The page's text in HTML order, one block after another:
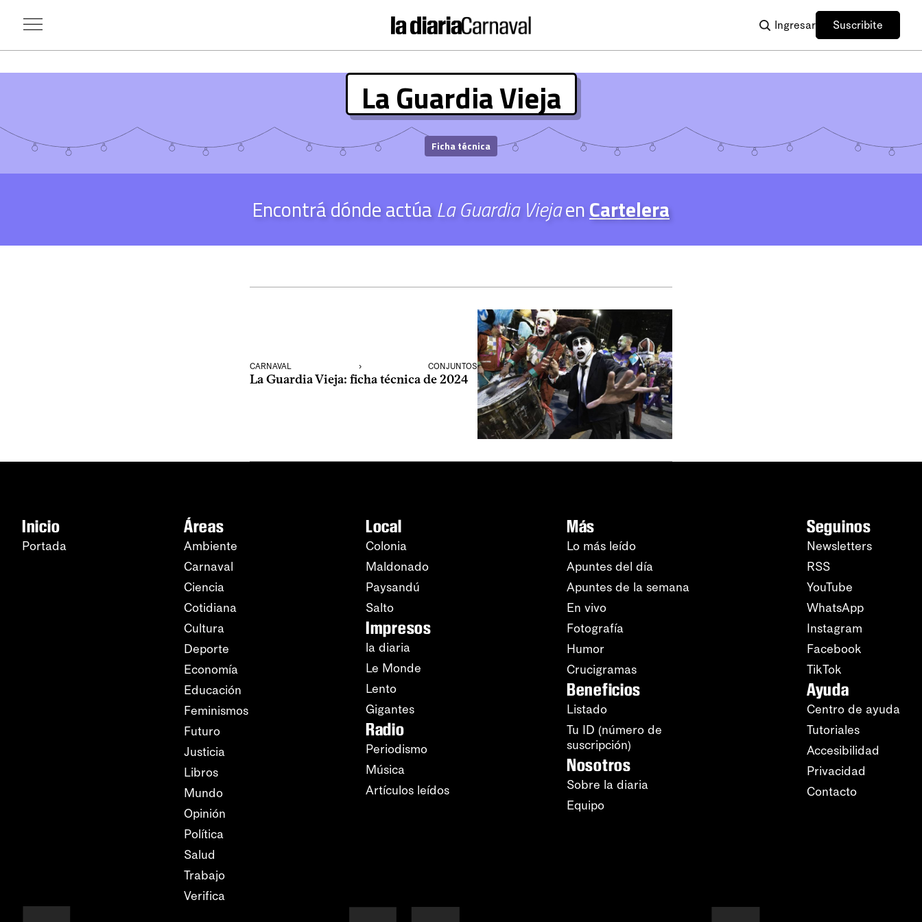
Ingresar Suscribite
La Guardia Vieja
Ficha técnica
Encontrá dónde actúa La Guardia ViejaenCartelera
CARNAVAL › CONJUNTOS
La Guardia Vieja: ficha técnica de 2024
Inicio
Portada
Áreas
Ambiente
Carnaval
Ciencia
Cotidiana
Cultura
Deporte
Economía
Educación
Feminismos
Futuro
Justicia
Libros
Mundo
Opinión
Política
Salud
Trabajo
Verifica
Local
Colonia
Maldonado
Paysandú
Salto
Impresos
la diaria
Le Monde
Lento
Gigantes
Radio
Periodismo
Música
Artículos leídos
Más
Lo más leído
Apuntes del día
Apuntes de la semana
En vivo
Fotografía
Humor
Crucigramas
Beneficios
Listado
Tu ID (número de
suscripción)
Nosotros
Sobre la diaria
Equipo
Seguinos
Newsletters
RSS
YouTube
WhatsApp
Instagram
Facebook
TikTok
Ayuda
Centro de ayuda
Tutoriales
Accesibilidad
Privacidad
Contacto